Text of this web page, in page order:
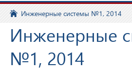
Инженерные системы №1, 2014
Инженерные
№1, 2014